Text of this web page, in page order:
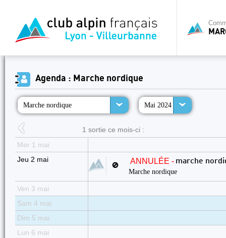
Agenda : Marche nordique
Marche nordique Mai 2024
1 sortie ce mois-ci :
Mer 1 mai
Jeu 2 mai
🚫 ANNULÉE - marche
Marche nordique
Ven 3 mai
Sam 4 mai
Dim 5 mai
Lun 6 mai